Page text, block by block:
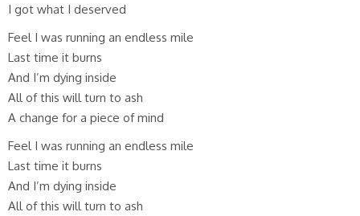
I got what I deserved
Feel I was running an endless mile
Last time it burns
And I’m dying inside
All of this will turn to ash
A change for a piece of mind
Feel I was running an endless mile
Last time it burns
And I’m dying inside
All of this will turn to ash